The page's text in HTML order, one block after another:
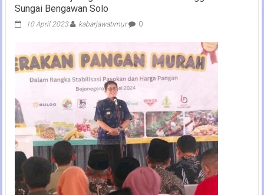
Sungai Bengawan Solo
10 April 2023 kabarjawatimur 0